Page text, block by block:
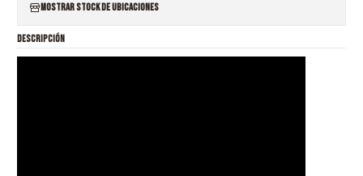
Mostrar stock de ubicaciones
DESCRIPCIÓN